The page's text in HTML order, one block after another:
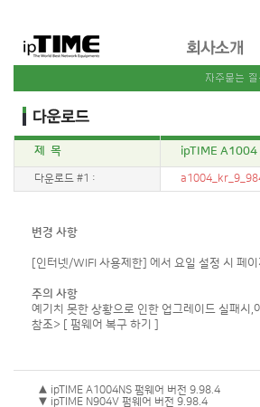
제 목 ipTIME A1004
다운로드 #1 :
변경 사항
[인터넷/WIFI 사용제한] 에서 요일 설정 시 페
주의 사항
예기치 못한 상황으로 인한 업그레이드 실패시
참조>
[ 펌웨어 복구 하기 ]
▲ ipTIME A1004NS 펌웨어 버전 9.98.4
▼ ipTIME N904V 펌웨어 버전 9.98.4